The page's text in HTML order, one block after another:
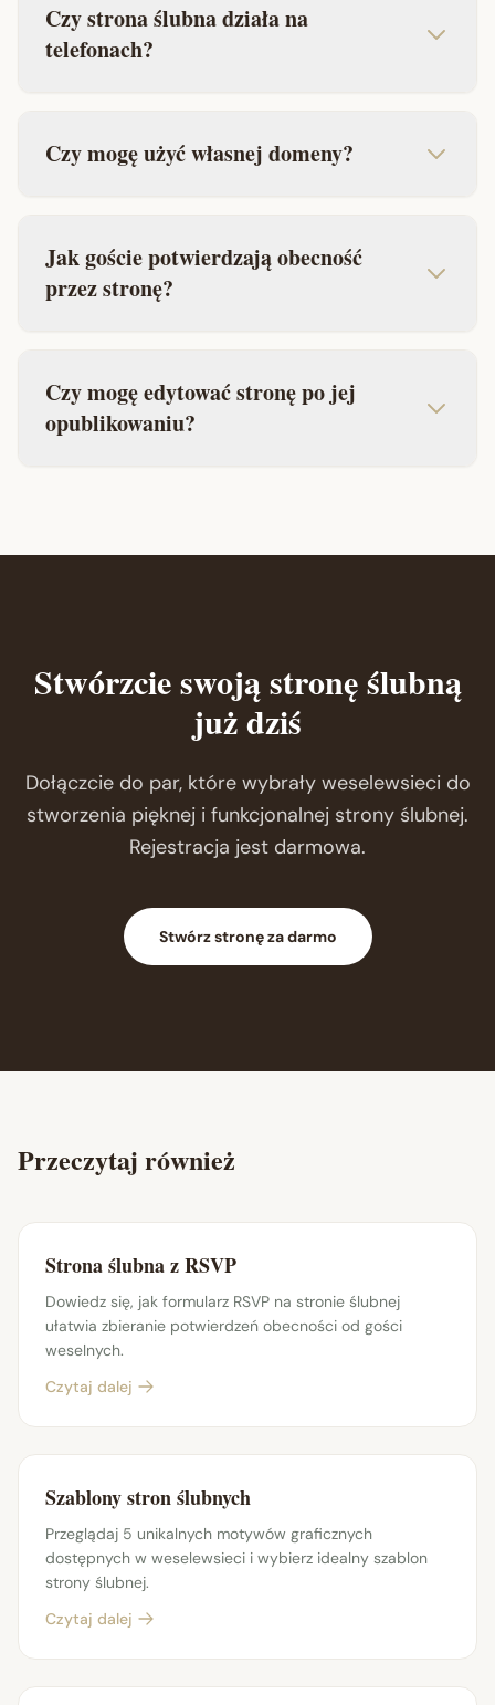
Czy strona ślubna działa na
telefonach?
Czy mogę użyć własnej domeny?
Jak goście potwierdzają obecność
przez stronę?
Czy mogę edytować stronę po jej
opublikowaniu?
Stwórzcie swoją stronę ślubną
już dziś
Dołączcie do par, które wybrały weselewsieci do
stworzenia pięknej i funkcjonalnej strony ślubnej.
Rejestracja jest darmowa.
Stwórz stronę za darmo
Przeczytaj również
Strona ślubna z RSVP
Dowiedz się, jak formularz RSVP na stronie ślubnej
ułatwia zbieranie potwierdzeń obecności od gości
weselnych.
Czytaj dalej
Szablony stron ślubnych
Przeglądaj 5 unikalnych motywów graficznych
dostępnych w weselewsieci i wybierz idealny szablon
strony ślubnej.
Czytaj dalej